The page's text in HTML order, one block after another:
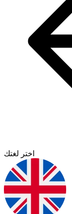
اختر لغتك